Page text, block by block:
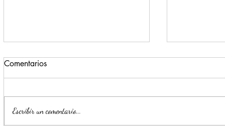
Comentarios
Escribir un comentario...